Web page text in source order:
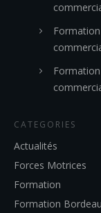
CATEGORIES
Actualités
Forces Motrices
Formation
Formation